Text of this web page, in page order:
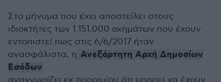
Στο μήνυμα που έχει αποστείλει στους
ιδιοκτήτες των 1.151.000 οχημάτων που έχουν
εντοπιστεί πως στις 6/6/2017 ήταν
ανασφάλιστα, η Ανεξάρτητη Αρχή Δημοσίων
Εσόδων
αναγνωρίζει εκ προοιμίου ότι μπορεί να έχουν